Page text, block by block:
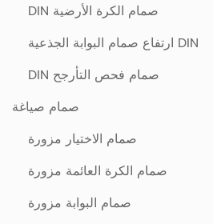
صمام الكرة الأرضية DIN
DIN ارتفاع صمام البوابة الجذعية
صمام فحص التأرجح DIN
صمام صياغة
صمام الاختيار مزورة
صمام الكرة العائمة مزورة
صمام البوابة مزورة